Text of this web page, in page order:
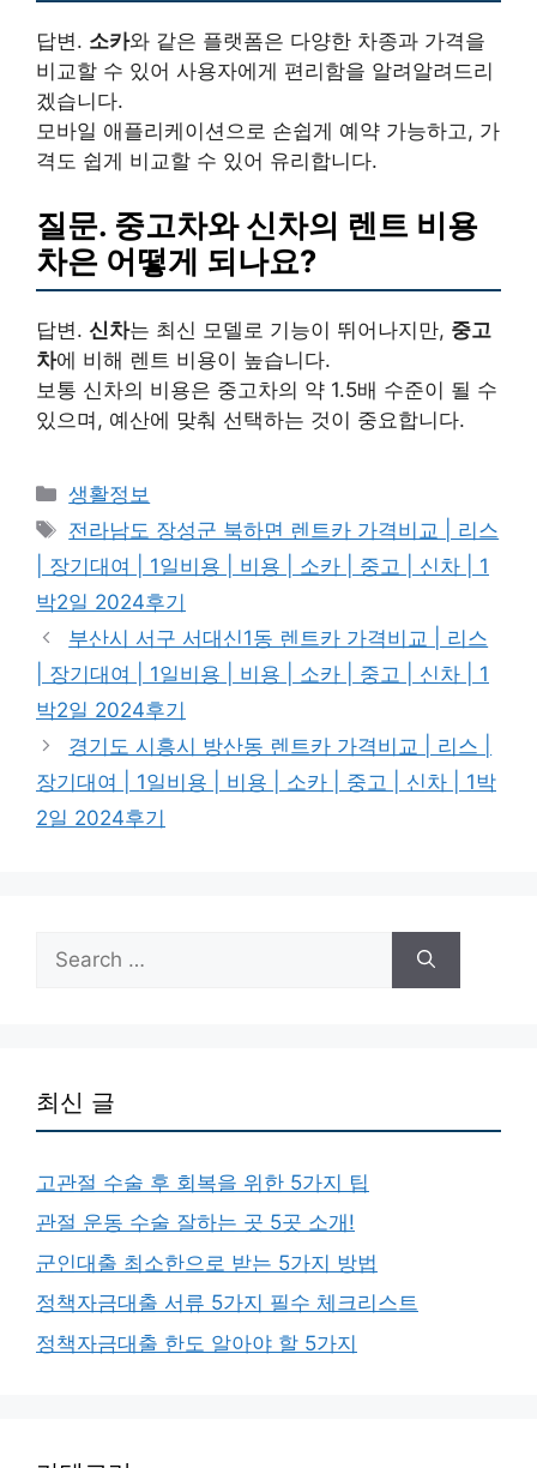
답변. 소카와 같은 플랫폼은 다양한 차종과 가격을
비교할 수 있어 사용자에게 편리함을 알려알려드리
겠습니다.
모바일 애플리케이션으로 손쉽게 예약 가능하고, 가
격도 쉽게 비교할 수 있어 유리합니다.
질문. 중고차와신차의 렌트 비용
차은 어떻게 되나요?
답변. 신차는 최신 모델로 기능이 뛰어나지만, 중고
차에 비해 렌트 비용이 높습니다.
보통 신차의 비용은 중고차의 약 1.5배 수준이 될 수
있으며, 예산에 맞춰 선택하는 것이 중요합니다.
Categories
생활정보
Tags
전라남도 장성군 북하면 렌트카 가격비교 | 리스
| 장기대여 | 1일비용 | 비용 | 소카 | 중고 | 신차 | 1
박2일 2024후기
부산시 서구 서대신1동 렌트카 가격비교 | 리스
| 장기대여 | 1일비용 | 비용 | 소카 | 중고 | 신차 | 1
박2일 2024후기
경기도 시흥시 방산동 렌트카 가격비교 | 리스 |
장기대여 | 1일비용 | 비용 | 소카 | 중고 | 신차 | 1박
2일 2024후기
for:
최신 글
고관절 수술 후 회복을 위한 5가지 팁
관절 운동 수술 잘하는 곳 5곳 소개!
군인대출 최소한으로 받는 5가지 방법
정책자금대출 서류 5가지 필수 체크리스트
정책자금대출 한도 알아야 할 5가지